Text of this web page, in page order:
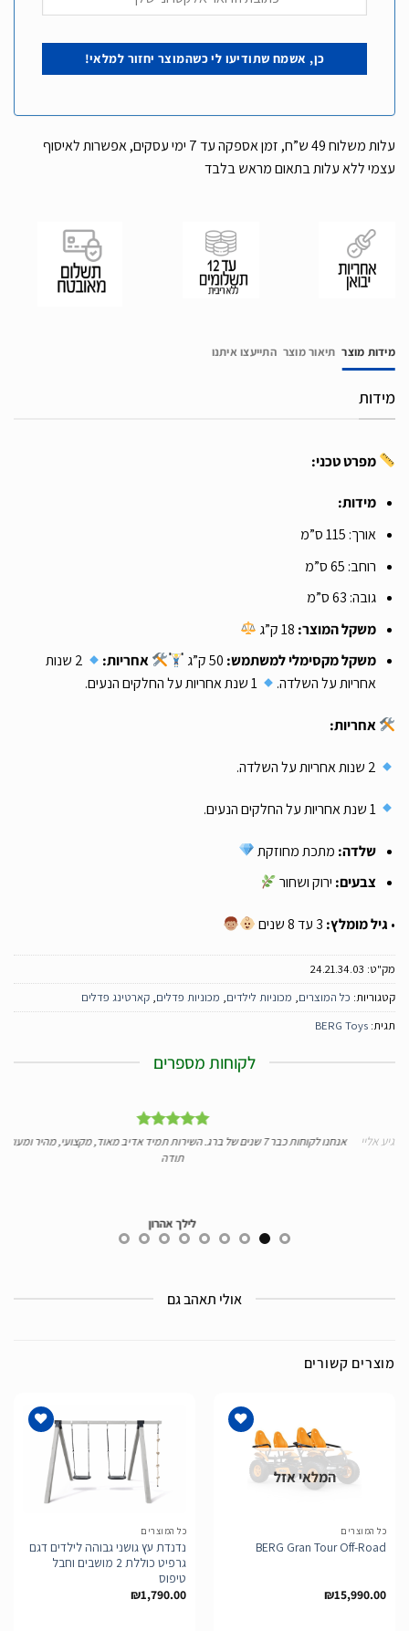
עלות משלוח 49 ש”ח, זמן אספקה עד 7 ימי עסקים, אפשרות לאיסוף
עצמי ללא עלות בתאום מראש בלבד
מידות מוצר תיאור מוצר התייעצו איתנו
מידות
מפרט טכני:
מידות:
אורך: 115 ס”מ
רוחב: 65 ס”מ
גובה: 63 ס”מ
משקל המוצר:18 ק”ג
משקל מקסימלי למשתמש:50 ק”ג אחריות:
2 שנות
אחריות על השלדה.
אחריות:
שלדה:מתכת מחוזקת
צבעים:ירוק ושחור
גיל מומלץ:3 עד 8 שנים
מק"ט: 24.21.34.03
קטגוריות: כל המוצרים, מכוניות לילדים, מכוניות פדלים, קארטינג פדלים
תגית: BERG Toys
לקוחות מספרים
אליי
אנחנו לקוחות כבר 7 שנים של ברג. השירות תמיד אדיב מאוד, מקצועי, מהיר ומעולה.
תודה
לילך אהרון
אולי תאהב גם
מוצרים קשורים
המלאי אזל
כל המוצרים
BERG Gran Tour Off-Road
₪15,990.00
לרשימת
המשאלות
כל המוצרים
נדנדת עץ גושני גבוהה לילדים דגם
גרפיט כוללת 2 מושבים וחבל
טיפוס
₪1,790.00